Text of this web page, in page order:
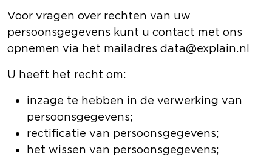
Voor vragen over rechten van uw
persoonsgegevens kunt u contact met ons
opnemen via het mailadres data@explain.nl
U heeft het recht om:
inzage te hebben in de verwerking van
persoonsgegevens;
rectificatie van persoonsgegevens;
het wissen van persoonsgegevens;